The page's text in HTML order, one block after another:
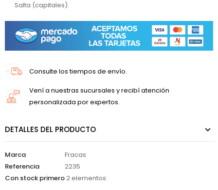
Salta (capitales).
Consulte los tiempos de envío.
Vení a nuestras sucursales y recibí atención
personalizada por expertos.
DETALLES DEL PRODUCTO
Marca
Fracas
Referencia
2235
Con stock primero2 elementos: